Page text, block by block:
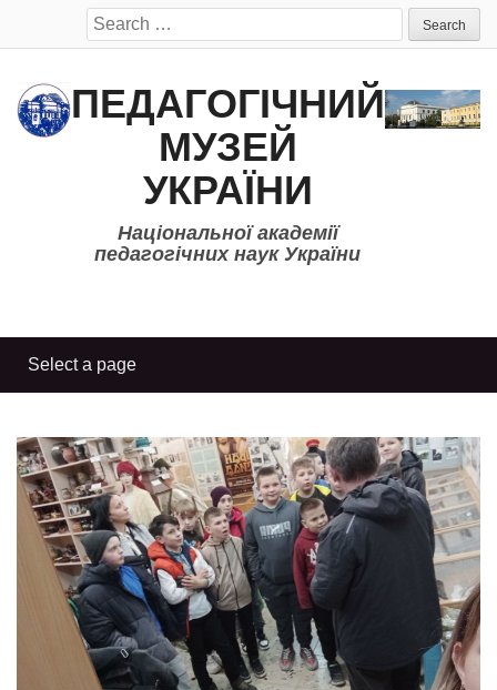
Search
for:
ПЕДАГОГІЧНИЙ
МУЗЕЙ
УКРАЇНИ
Національної академії
педагогічних наук України